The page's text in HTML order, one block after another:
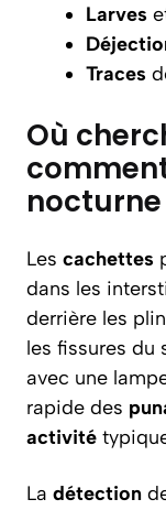
Larves
Traces
Où
Les cachettes
dans les
derrière les
les fissures du
avec une
rapide des
activité
La détection